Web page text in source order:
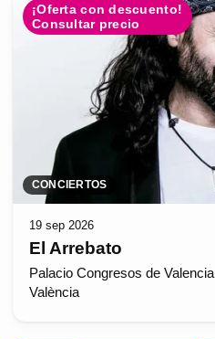
¡Oferta con descuento!
Consultar precio
CONCIERTOS
19 sep 2026
El Arrebato
Palacio Congresos de Valencia
València